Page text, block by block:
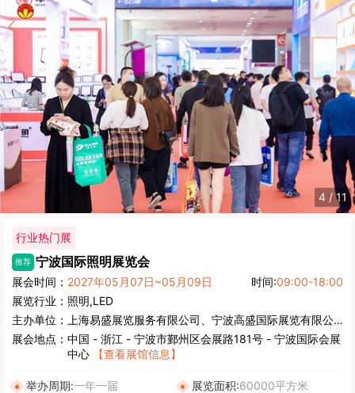
4 /11
行业热门展
推荐 宁波国际照明展览会
展会时间： 2027年05月07日~05月09日 时间:09:00-18:00
展览行业： 照明,LED
主办单位：
上海易盛展览服务有限公司、宁波高盛国际展览有限公司
展会地点： 中国 - 浙江 - 宁波市鄞州区会展路181号 - 宁波国际会展
中心
【查看展馆信息】
举办周期:一年一届 展览面积:60000平方米